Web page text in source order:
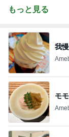
もっと見る
我
モ